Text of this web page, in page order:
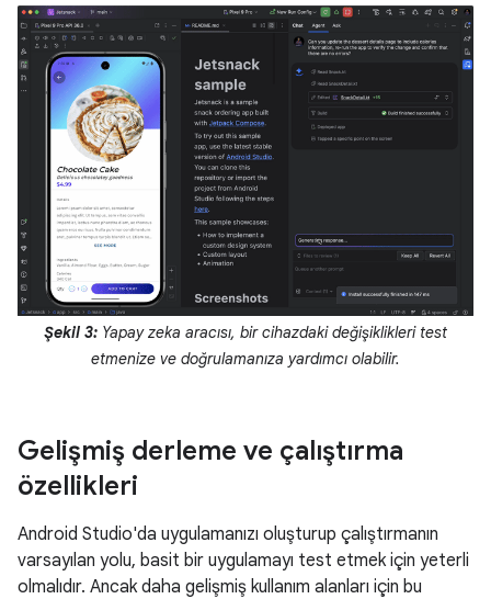
Şekil 3: Yapay zeka aracısı, bir cihazdaki değişiklikleri test
etmenize ve doğrulamanıza yardımcı olabilir.
Gelişmiş derleme ve çalıştırma
özellikleri
Android Studio'da uygulamanızı oluşturup çalıştırmanın
varsayılan yolu, basit bir uygulamayı test etmek için yeterli
olmalıdır. Ancak daha gelişmiş kullanım alanları için bu